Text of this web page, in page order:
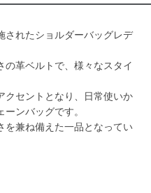
されたショルダーバッグレデ
の革ベルトで、様々なスタイ
クセントとなり、日常使いか
ンバッグです。
を兼ね備えた一品となってい